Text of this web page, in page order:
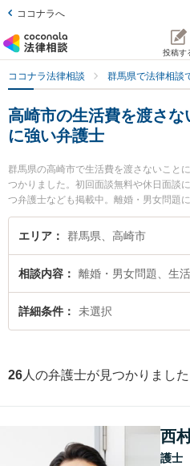
ココナラへ
投稿す
ココナラ法律相談 群馬県で法律相談
高崎市の生活費を渡さ
に強い弁護士
群馬県の高崎市で生活費を渡さないこと
つかりました。初回面談無料や休日面談
つ弁護士なども掲載中。離婚・男女問題
の細かな分野での絞り込み検索もでき便
行弁護士や松村真幸法律事務所の松村 真
問題のトラブルを今すぐに弁護士に相談
る離婚問題のトラブル解決の実績豊富な
談無料で生活費を渡さないことによる離
エリア 群馬県、高崎市
相談内容 離婚・男女問題、生
詳細条件 未選択
26 人の弁護士が見つかりました
西
護士